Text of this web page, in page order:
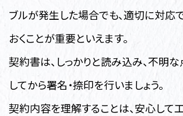
ブルが発生した場合でも、適切に対応
おくことが重要といえます。
契約書は、しっかりと読み込み、不明
してから署名・捺印を行いましょう。
契約内容を理解することは、安心して